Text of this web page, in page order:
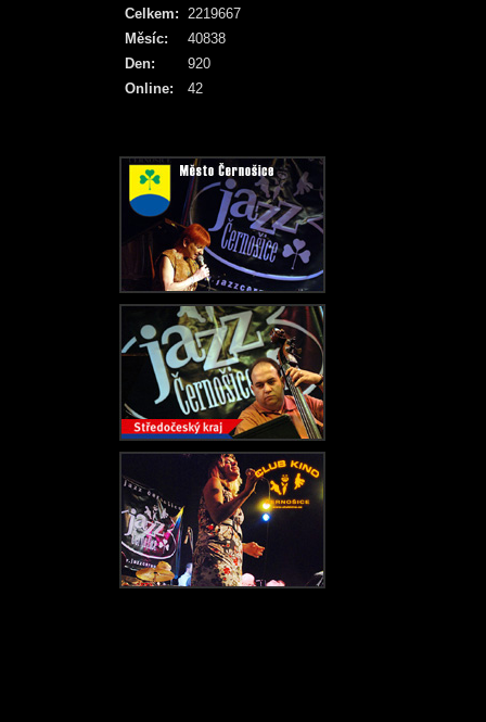
Online: 42
Celkem: 2219667
Měsíc:
40838
Den:
920